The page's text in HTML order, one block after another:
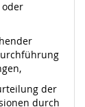
oder
der
durch